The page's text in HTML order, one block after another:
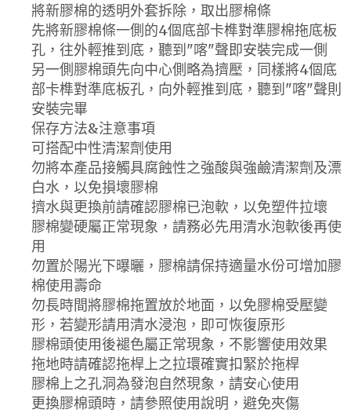
將新膠棉的透明外套拆除，取出膠棉條
先將新膠棉條一側的4個底部卡榫對準膠棉拖底板
孔，往外輕推到底，聽到"喀"聲即安裝完成一側
另一側膠棉頭先向中心側略為擠壓，同樣將4個底
部卡榫對準底板孔，向外輕推到底，聽到"喀"聲則
安裝完畢
保存方法&注意事項
可搭配中性清潔劑使用
勿將本產品接觸具腐蝕性之強酸與強鹼清潔劑及漂
白水，以免損壞膠棉
擠水與更換前請確認膠棉已泡軟，以免塑件拉壞
膠棉變硬屬正常現象，請務必先用清水泡軟後再使
用
勿置於陽光下曝曬，膠棉請保持適量水份可增加膠
棉使用壽命
勿長時間將膠棉拖置放於地面，以免膠棉受壓變
形，若變形請用清水浸泡，即可恢復原形
膠棉頭使用後褪色屬正常現象，不影響使用效果
拖地時請確認拖桿上之拉環確實扣緊於拖桿
膠棉上之孔洞為發泡自然現象，請安心使用
更換膠棉頭時，請參照使用說明，避免夾傷